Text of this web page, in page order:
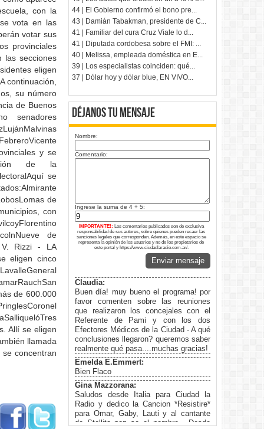
con la
vota en las
votar sus
provinciales
las secciones
eligen
continuación,
su número
de Buenos
senadores
y se
de la
se
de
con
de
V. Rizzi - LA
eligen cinco
de 600.000
Allí se eligen
llamada
concentran
44 | El Gobierno confirmó el bono pre...
43 | Damián Tabakman, presidente de C...
41 | Familiar del cura Cruz Viale lo d...
41 | Diputada cordobesa sobre el FMI: ...
40 | Melissa, empleada doméstica en E...
39 | Los especialistas coinciden: qué...
37 | Dólar hoy y dólar blue, EN VIVO...
Déjanos tu Mensaje
Nombre:
Comentario:
Ingrese la suma de 4 + 5:
IMPORTANTE!: Los comentarios publicados son de exclusiva
responsabilidad de sus autores, sobre quienes pueden recaer las
sanciones legales que correspondan. Además, en este espacio se
representa la opinión de los usuarios y no de los propietarios de
este portal y https://www.ciudadlaradio.com.ar/.
Enviar mensaje
Claudia:
Buen día! muy bueno el programa! por
favor comenten sobre las reuniones
que realizaron los concejales con el
Referente de Pami y con los dos
Efectores Médicos de la Ciudad - A qué
conclusiones llegaron? queremos saber
realmente qué pasa....muchas gracias!
Emelda E.Emmert:
Bien Flaco
Gina Mazzorana:
Saludos desde Italia para Ciudad la
Radio y dedico la Cancion *Resistire*
para Omar, Gaby, Lauti y al cantante
de Stellita non se el nombre . Desde